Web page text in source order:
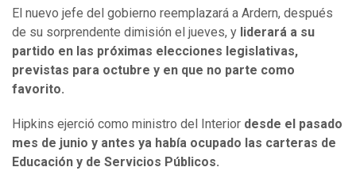
El nuevo jefe del gobierno reemplazará a Ardern, después
de su sorprendente dimisión el jueves, y liderará a su
partido en las próximas elecciones legislativas,
previstas para octubre y en que no parte como
favorito.
Hipkins ejerció como ministro del Interior desde el pasado
mes de junio y antes ya había ocupado las carteras de
Educación y de Servicios Públicos.